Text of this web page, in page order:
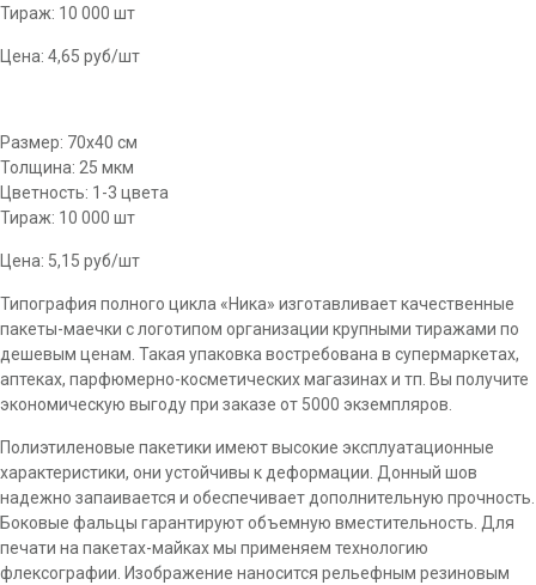
Тираж: 10 000 шт
Цена: 4,65 руб/шт
Размер: 70х40 см
Толщина: 25 мкм
Цветность: 1-3 цвета
Тираж: 10 000 шт
Цена: 5,15 руб/шт
Типография полного цикла «Ника» изготавливает качественные
пакеты-маечки с логотипом организации крупными тиражами по
дешевым ценам. Такая упаковка востребована в супермаркетах,
аптеках, парфюмерно-косметических магазинах и тп. Вы получите
экономическую выгоду при заказе от 5000 экземпляров.
Полиэтиленовые пакетики имеют высокие эксплуатационные
характеристики, они устойчивы к деформации. Донный шов
надежно запаивается и обеспечивает дополнительную прочность.
Боковые фальцы гарантируют объемную вместительность. Для
печати на пакетах-майках мы применяем технологию
флексографии. Изображение наносится рельефным резиновым